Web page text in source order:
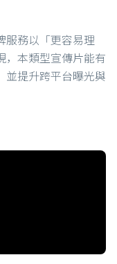
服務以「更容易理
，本類型宣傳片能有
並提升跨平台曝光與